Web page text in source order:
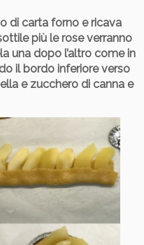
di carta forno e ricava
più le rose verranno
una dopo l’altro come in
il bordo inferiore verso
e zucchero di canna e